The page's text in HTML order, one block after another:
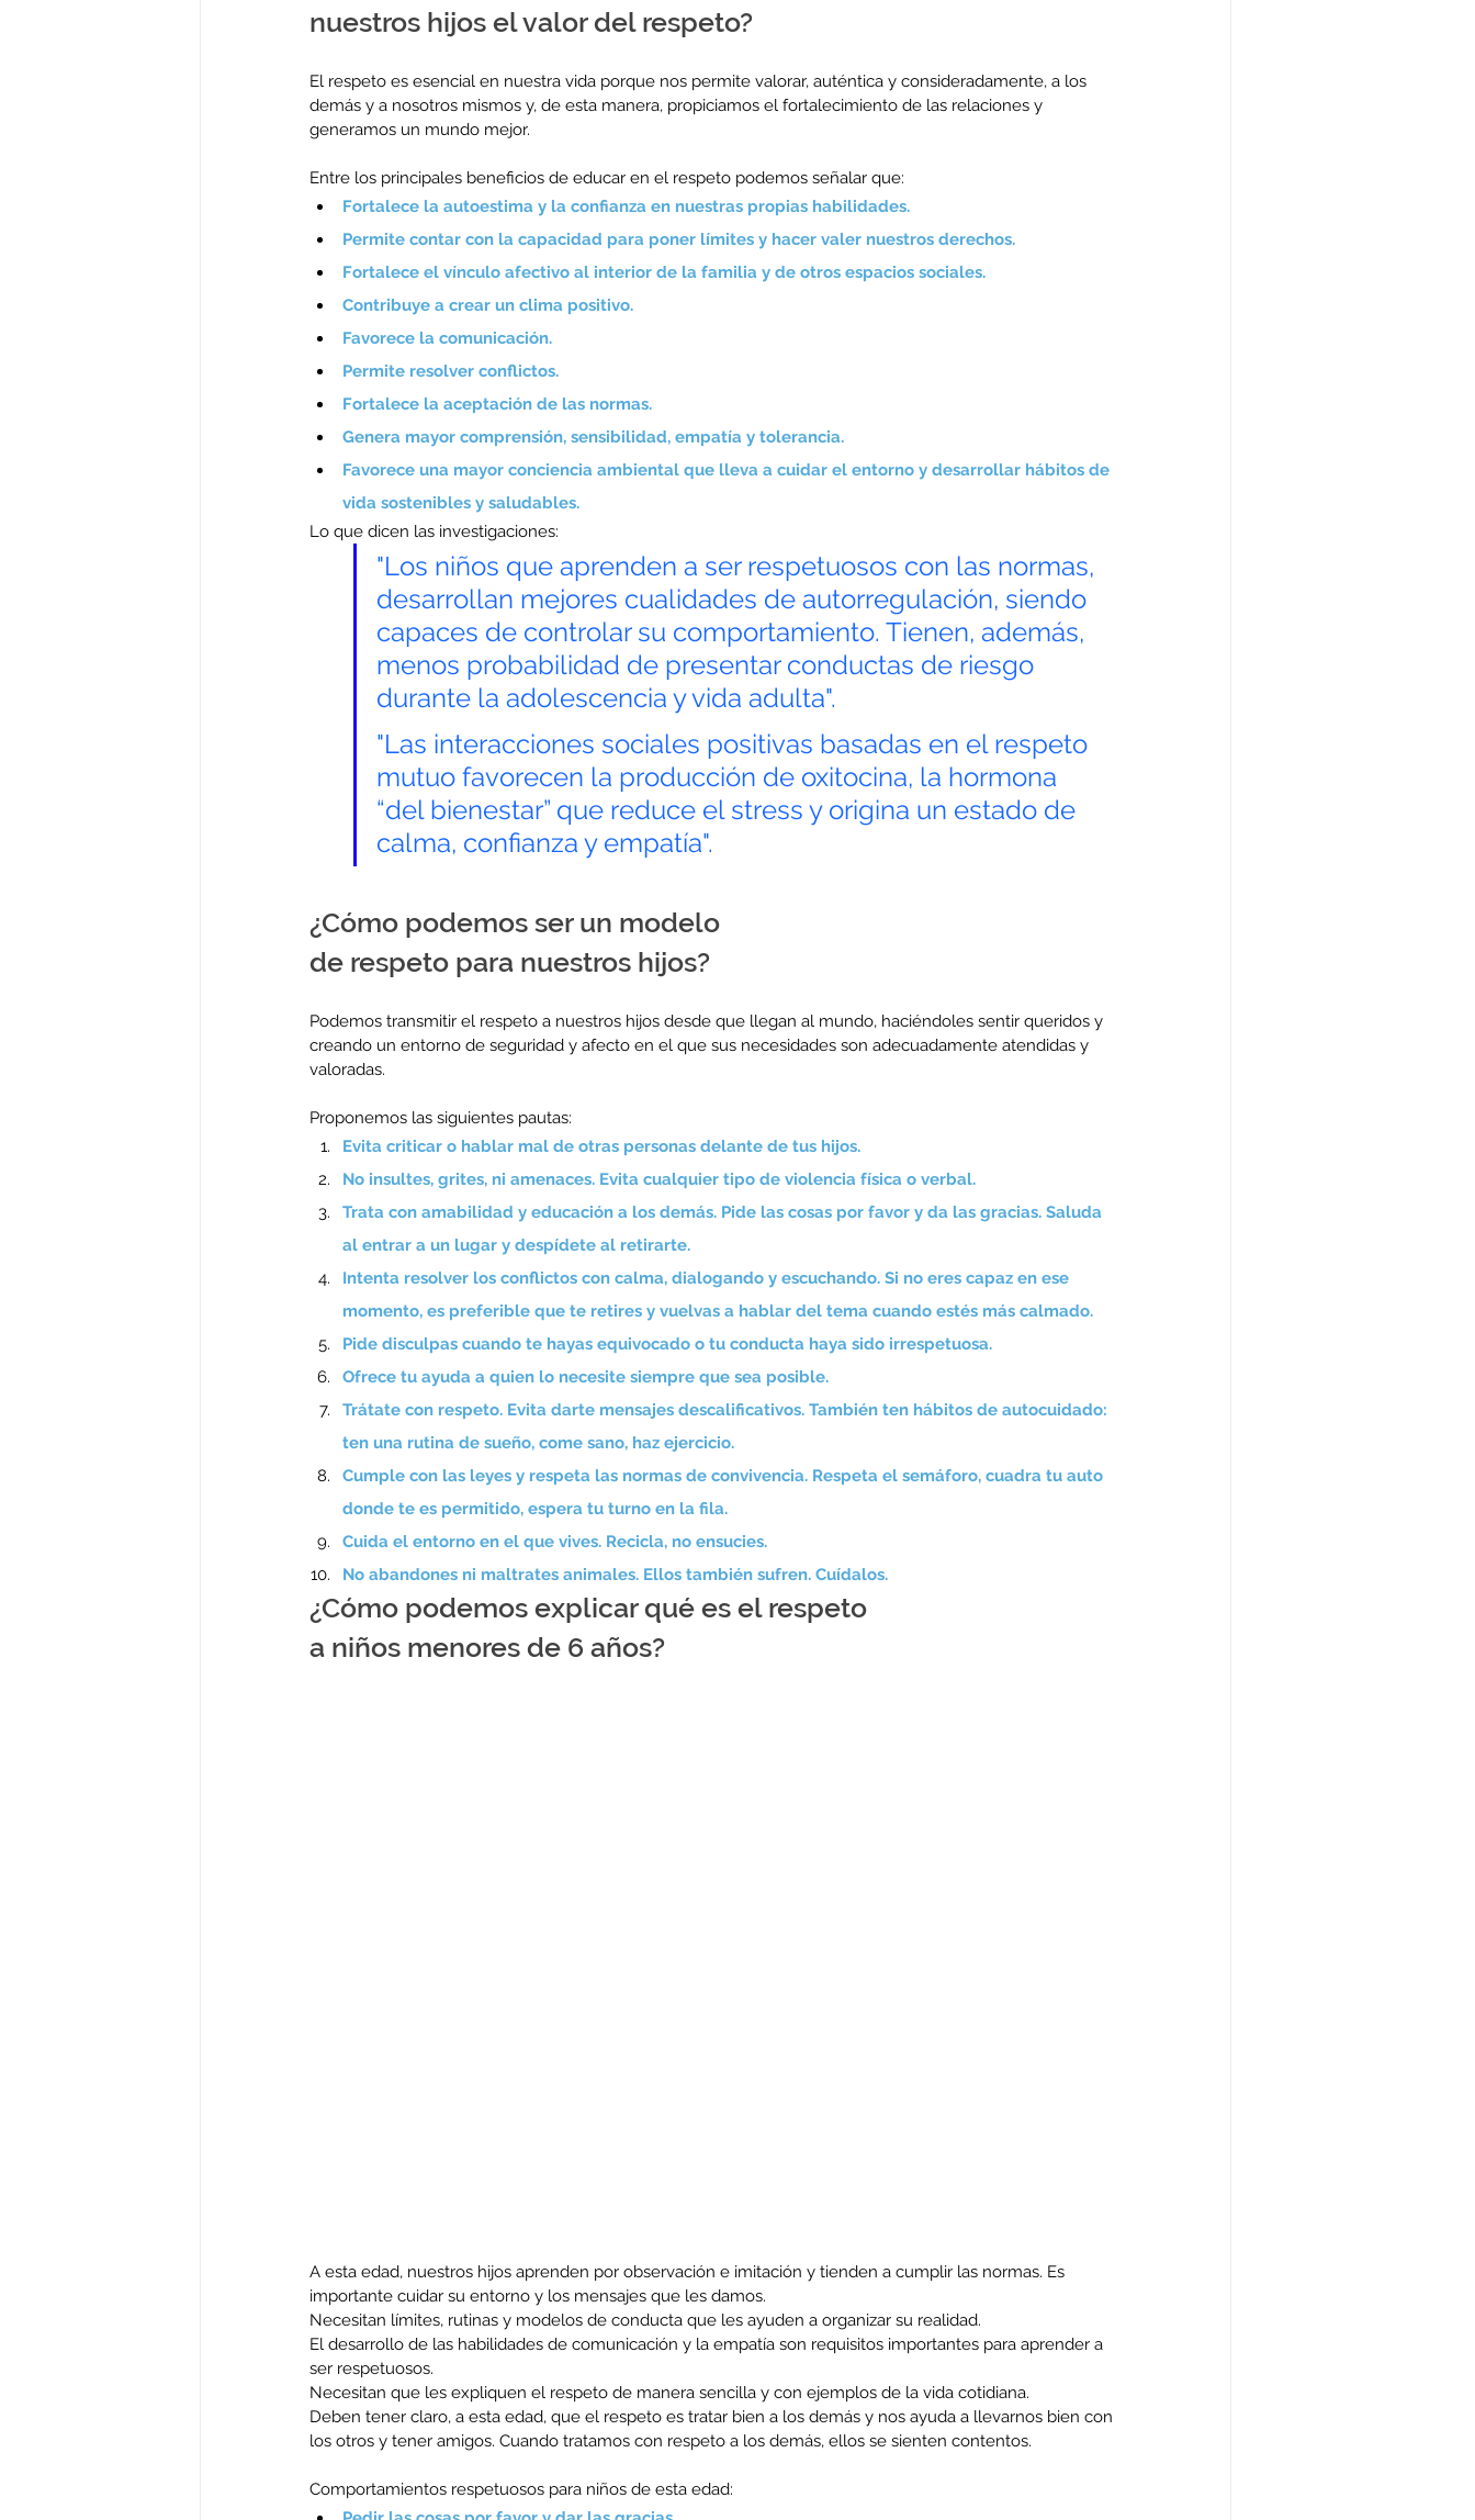
nuestros hijos el valor del respeto?
El respeto es esencial en nuestra vida porque nos permite valorar, auténtica y consideradamente, a los
demás y a nosotros mismos y, de esta manera, propiciamos el fortalecimiento de las relaciones y
generamos un mundo mejor.
Entre los principales beneficios de educar en el respeto podemos señalar que:
Fortalece la autoestima y la confianza en nuestras propias habilidades.
Permite contar con la capacidad para poner límites y hacer valer nuestros derechos.
Fortalece el vínculo afectivo al interior de la familia y de otros espacios sociales.
Contribuye a crear un clima positivo.
Favorece la comunicación.
Permite resolver conflictos.
Fortalece la aceptación de las normas.
Genera mayor comprensión, sensibilidad, empatía y tolerancia.
Favorece una mayor conciencia ambiental que lleva a cuidar el entorno y desarrollar hábitos de
vida sostenibles y saludables.
Lo que dicen las investigaciones:
"Los niños que aprenden a ser respetuosos con las normas,
desarrollan mejores cualidades de autorregulación, siendo
capaces de controlar su comportamiento. Tienen, además,
menos probabilidad de presentar conductas de riesgo
durante la adolescencia y vida adulta".
"Las interacciones sociales positivas basadas en el respeto
mutuo favorecen la producción de oxitocina, la hormona
“del bienestar” que reduce el stress y origina un estado de
calma, confianza y empatía".
¿Cómo podemos ser un modelo
de respeto para nuestros hijos?
Podemos transmitir el respeto a nuestros hijos desde que llegan al mundo, haciéndoles sentir queridos y
creando un entorno de seguridad y afecto en el que sus necesidades son adecuadamente atendidas y
valoradas.
Proponemos las siguientes pautas:
Evita criticar o hablar mal de otras personas delante de tus hijos.
No insultes, grites, ni amenaces. Evita cualquier tipo de violencia física o verbal.
Trata con amabilidad y educación a los demás. Pide las cosas por favor y da las gracias. Saluda
al entrar a un lugar y despídete al retirarte.
Intenta resolver los conflictos con calma, dialogando y escuchando. Si no eres capaz en ese
momento, es preferible que te retires y vuelvas a hablar del tema cuando estés más calmado.
Pide disculpas cuando te hayas equivocado o tu conducta haya sido irrespetuosa.
Ofrece tu ayuda a quien lo necesite siempre que sea posible.
Trátate con respeto. Evita darte mensajes descalificativos. También ten hábitos de autocuidado:
ten una rutina de sueño, come sano, haz ejercicio.
Cumple con las leyes y respeta las normas de convivencia. Respeta el semáforo, cuadra tu auto
donde te es permitido, espera tu turno en la fila.
Cuida el entorno en el que vives. Recicla, no ensucies.
No abandones ni maltrates animales. Ellos también sufren. Cuídalos.
¿Cómo podemos explicar qué es el respeto
a niños menores de 6 años?
A esta edad, nuestros hijos aprenden por observación e imitación y tienden a cumplir las normas. Es
importante cuidar su entorno y los mensajes que les damos.
Necesitan límites, rutinas y modelos de conducta que les ayuden a organizar su realidad.
El desarrollo de las habilidades de comunicación y la empatía son requisitos importantes para aprender a
ser respetuosos.
Necesitan que les expliquen el respeto de manera sencilla y con ejemplos de la vida cotidiana.
Deben tener claro, a esta edad, que el respeto es tratar bien a los demás y nos ayuda a llevarnos bien con
los otros y tener amigos. Cuando tratamos con respeto a los demás, ellos se sienten contentos.
Comportamientos respetuosos para niños de esta edad: